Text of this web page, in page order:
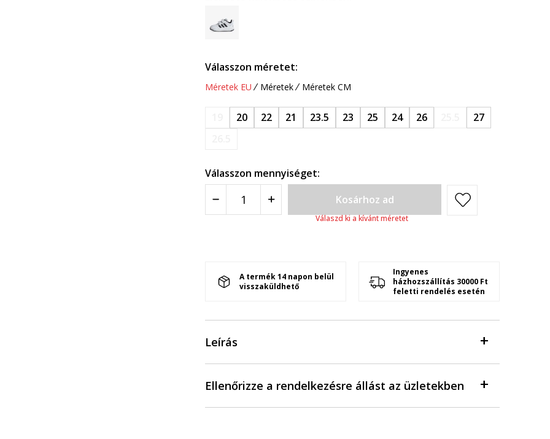
Válasszon méretet:
Méretek EU Méretek Méretek CM
20 22 21 23.5 23 25 24 26
27
Válasszon mennyiséget:
Kosárhoz ad
Válaszd ki a kívánt méretet
A termék 14 napon belül
visszaküldhető
Ingyenes
házhozszállítás 30000 Ft
feletti rendelés esetén
Leírás
Ellenőrizze a rendelkezésre állást az üzletekben